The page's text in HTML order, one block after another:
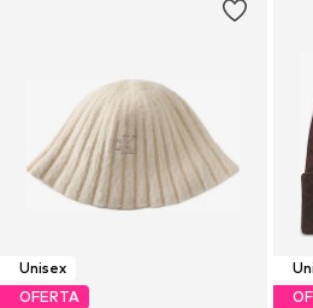
Unisex
OFERTA